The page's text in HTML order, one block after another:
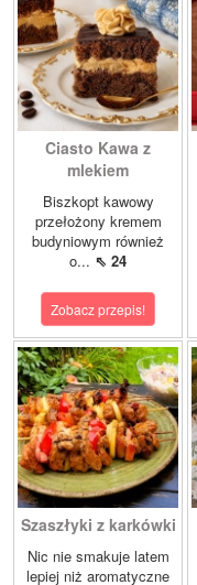
Ciasto Kawa z
mlekiem
Biszkopt kawowy
przełożony kremem
budyniowym również
o... ⇖ 24
Zobacz przepis!
Szaszłyki z karkówki
Nic nie smakuje latem
lepiej niż aromatyczne